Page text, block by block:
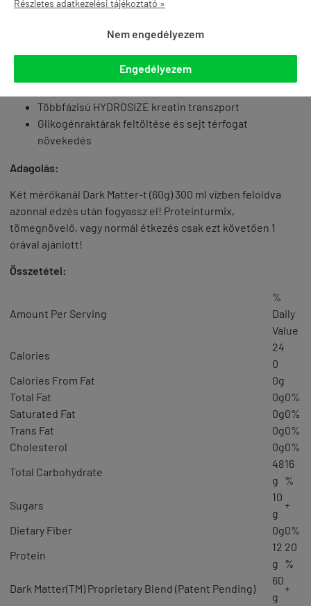
Részletes adatkezelési tájékoztató »
Nem engedélyezem
Engedélyezem
Gyorsabban szívódik fel, mint a tejsavó izolátum
600% fehérjeszintézis, amely 40 g fehérjének felel
Többfázisú HYDROSIZE kreatin transzport
Glikogénraktárak feltöltése és sejt térfogat
növekedés
Adagolás:
Két mérőkanál Dark Matter-t (60g) 300 ml vízben feloldva
azonnal edzés után fogyassz el! Proteinturmix,
tömegnövelő, vagy normál étkezés csak ezt követően 1
órával ajánlott!
Összetétel:
Amount Per Serving
%
Daily
Value
Calories
24
0
Calories From Fat
0g
Total Fat
0g0%
Saturated Fat
0g0%
Trans Fat
0g0%
Cholesterol
0g0%
Total Carbohydrate
48
g
16
%
Sugars
10
g
+
Dietary Fiber
0g0%
Protein
12
g
20
%
Dark Matter(TM) Proprietary Blend (Patent Pending)
60
g
+